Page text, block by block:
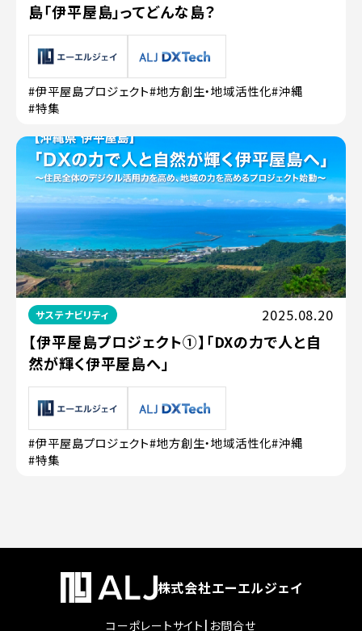
島「伊平屋島」ってどんな島？
#伊平屋島プロジェクト#地方創生・地域活性化#沖縄
#特集
サステナビリティ 2025.08.20
【伊平屋島プロジェクト①】「DXの力で人と自
然が輝く伊平屋島へ」
#伊平屋島プロジェクト#地方創生・地域活性化#沖縄
#特集
株式会社エーエルジェイ
コーポレートサイト | お問合せ